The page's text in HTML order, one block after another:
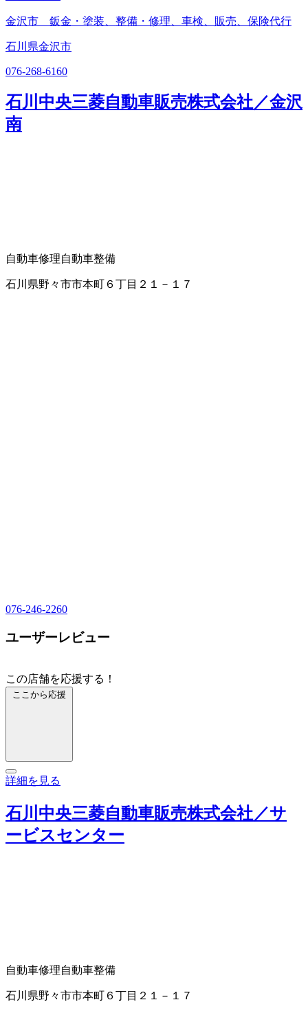
金沢市 鈑金・塗装、整備・修理、車検、販売、保険代行
石川県金沢市
076-268-6160
石川中央三菱自動車販売株式会社／金沢
南
自動車修理自動車整備
石川県野々市市本町６丁目２１－１７
076-246-2260
ユーザーレビュー
この店舗を応援する！
ここから応援
詳細を見る
石川中央三菱自動車販売株式会社／サ
ービスセンター
自動車修理自動車整備
石川県野々市市本町６丁目２１－１７